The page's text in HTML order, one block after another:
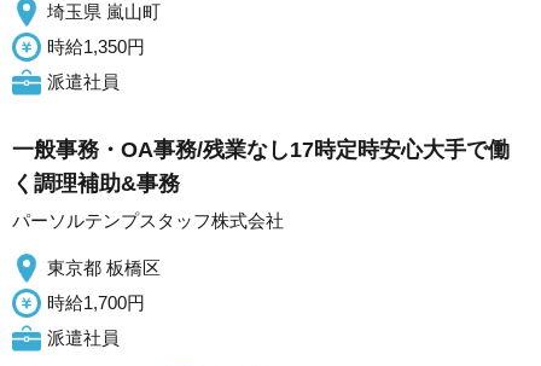
埼玉県 嵐山町
時給1,350円
派遣社員
一般事務・OA事務/残業なし17時定時安心大手で働
く調理補助&事務
パーソルテンプスタッフ株式会社
東京都 板橋区
時給1,700円
派遣社員